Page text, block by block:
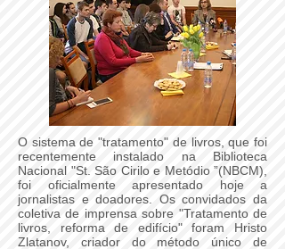
O sistema de "tratamento" de livros, que foi
recentemente instalado na Biblioteca
Nacional "St. São Cirilo e Metódio ”(NBCM),
foi oficialmente apresentado hoje a
jornalistas e doadores. Os convidados da
coletiva de imprensa sobre "Tratamento de
livros, reforma de edifício" foram Hristo
Zlatanov, criador do método único de